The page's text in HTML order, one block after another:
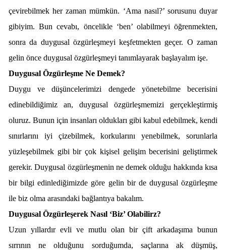
çevirebilmek her zaman mümkün. ‘Ama nasıl?’ sorusunu duyar
gibiyim. Bun cevabı, öncelikle ‘ben’ olabilmeyi öğrenmekten,
sonra da duygusal özgürleşmeyi keşfetmekten geçer. O zaman
gelin önce duygusal özgürleşmeyi tanımlayarak başlayalım işe.
Duygusal Özgürleşme Ne Demek?
Duygu ve düşüncelerimizi dengede yönetebilme becerisini
edinebildiğimiz an, duygusal özgürleşmemizi gerçekleştirmiş
oluruz. Bunun için insanları oldukları gibi kabul edebilmek, kendi
sınırlarını iyi çizebilmek, korkularını yenebilmek, sorunlarla
yüzleşebilmek gibi bir çok kişisel gelişim becerisini geliştirmek
gerekir. Duygusal özgürleşmenin ne demek olduğu hakkında kısa
bir bilgi edinlediğimizde göre gelin bir de duygusal özgürleşme
ile biz olma arasındaki bağlantıya bakalım.
Duygusal Özgürleşerek Nasıl ‘Biz’ Olabilirz?
Uzun yıllardır evli ve mutlu olan bir çift arkadaşıma bunun
sırrının ne olduğunu sorduğumda, saçlarına ak düşmüş,